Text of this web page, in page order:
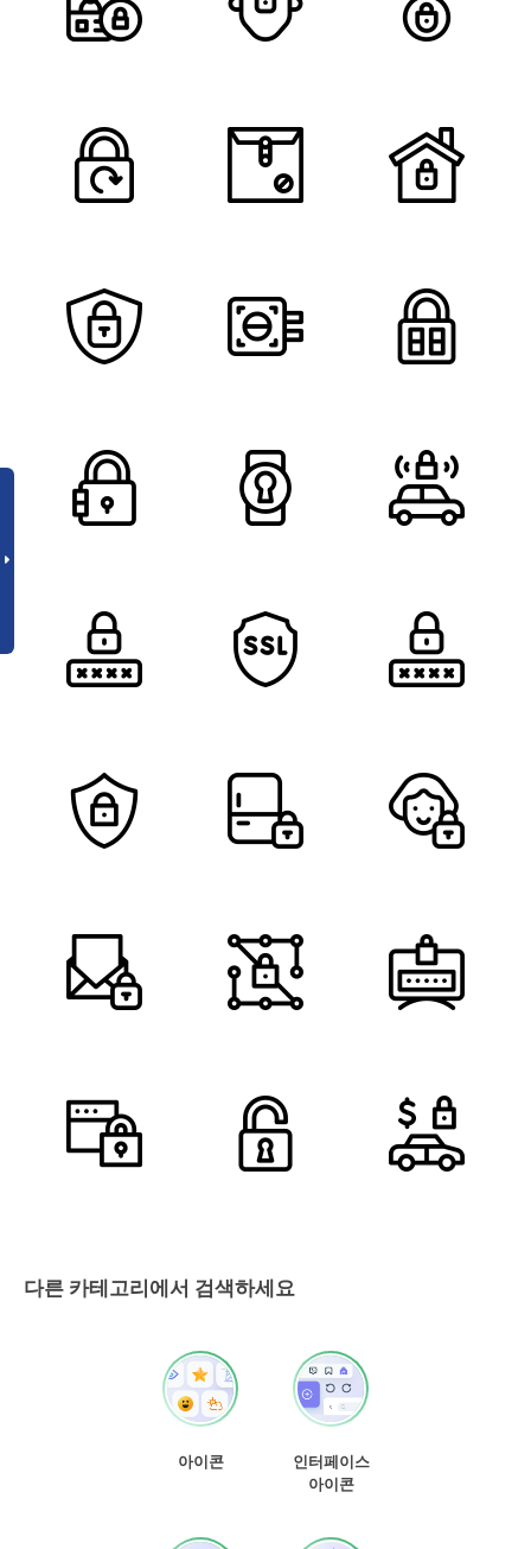
다른 카테고리에서 검색하세요
아이콘
인터페이스
아이콘